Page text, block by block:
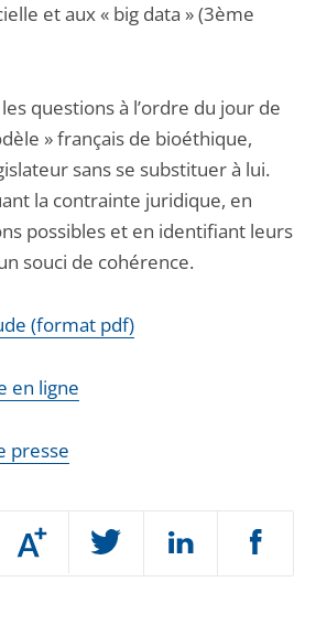
Augmenter
ou
et aux « big data » (3ème
questions à l’ordre du jour de
» français de bioéthique,
sans se substituer à lui.
la contrainte juridique, en
possibles et en identifiant leurs
souci de cohérence.
(format pdf)
en ligne
presse